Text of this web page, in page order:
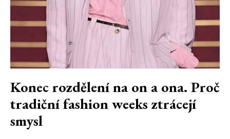
Konec rozdělení na on a ona. Proč
tradiční fashion weeks ztrácejí
smysl